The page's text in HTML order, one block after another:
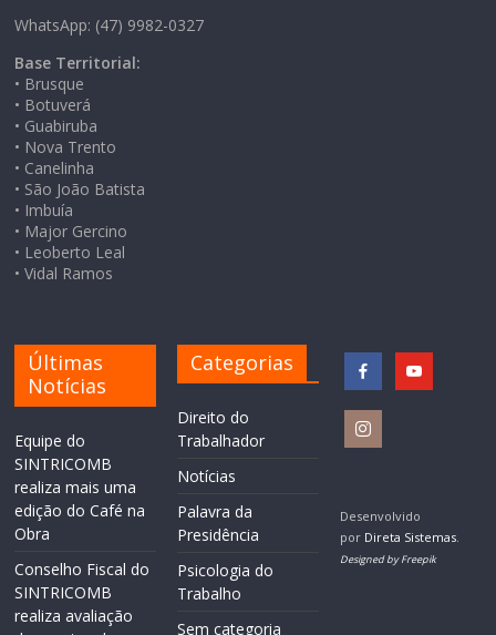
WhatsApp: (47) 9982-0327
Base Territorial:
• Brusque
• Botuverá
• Guabiruba
• Nova Trento
• Canelinha
• São João Batista
• Imbuía
• Major Gercino
• Leoberto Leal
• Vidal Ramos
Últimas
Notícias
Equipe do
SINTRICOMB
realiza mais uma
edição do Café na
Obra
Conselho Fiscal do
SINTRICOMB
realiza avaliação
Categorias
Direito do
Trabalhador
Notícias
Palavra da
Presidência
Psicologia do
Trabalho
Sem categoria
Desenvolvido
por Direta Sistemas.
Designed by Freepik